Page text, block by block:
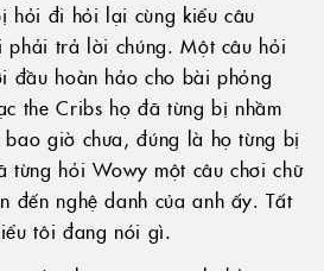
hỏi đi hỏi lại cùng kiểu câu
phải trả lời chúng. Một câu hỏi
đầu hoàn hảo cho bài phỏng
the Cribs họ đã từng bị nhầm
giờ chưa, đúng là họ từng bị
từng hỏi Wowy một câu chơi chữ
đến nghệ danh của anh ấy. Tất
tôi đang nói gì.